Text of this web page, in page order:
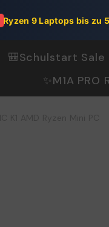
Ryzen 9 Laptops bis zu
🎒Schulstart Sale
✨M1A PRO